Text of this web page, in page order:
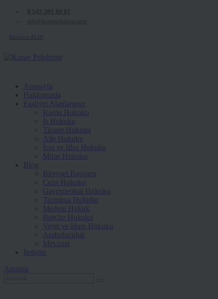
Randevu ALIN
Anasayfa
Hakkımızda
Faaliyet Alanlarımız
Kamu Hukuku
İş Hukuku
Ticaret Hukuku
Aile Hukuku
İcra ve İflas Hukuku
Miras Hukuku
Blog
Bireysel Başvuru
Ceza Hukuku
Gayrimenkul Hukuku
Tazminat Hukuku
Medeni Hukuk
Borçlar Hukuku
Vergi ve İdare Hukuku
Arabuluculuk
Mevzuat
İletişim
Aramak